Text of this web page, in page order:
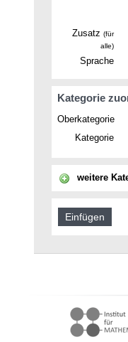
Zusatz (für
alle)
Sprache
Kategorie
Oberkategorie
Kategorie
weitere